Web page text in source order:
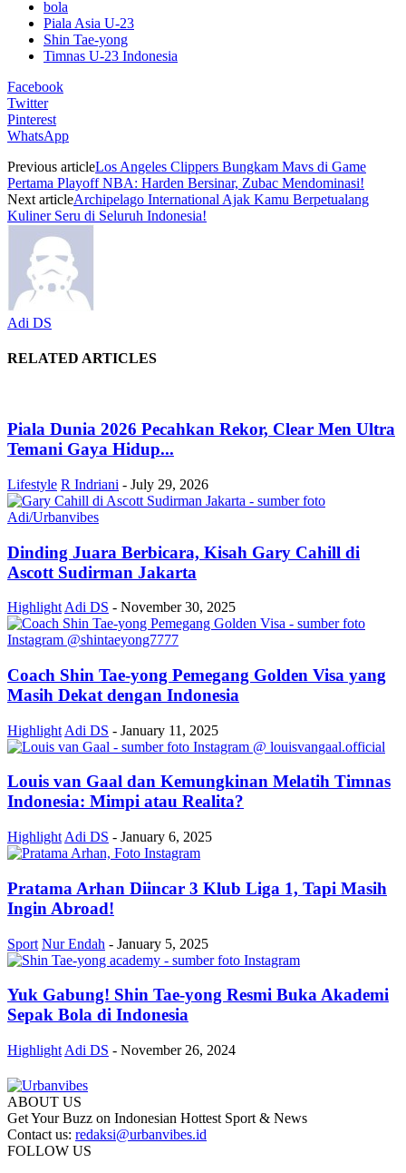
bola
Piala Asia U-23
Shin Tae-yong
Timnas U-23 Indonesia
Facebook
Twitter
Pinterest
WhatsApp
Previous articleLos Angeles Clippers Bungkam Mavs di Game
Pertama Playoff NBA: Harden Bersinar, Zubac Mendominasi!
Next articleArchipelago International Ajak Kamu Berpetualang
Kuliner Seru di Seluruh Indonesia!
Adi DS
RELATED ARTICLES
Piala Dunia 2026 Pecahkan Rekor, Clear Men Ultra
Temani Gaya Hidup...
Lifestyle R Indriani - July 29, 2026
Dinding Juara Berbicara, Kisah Gary Cahill di
Ascott Sudirman Jakarta
Highlight Adi DS - November 30, 2025
Coach Shin Tae-yong Pemegang Golden Visa yang
Masih Dekat dengan Indonesia
Highlight Adi DS - January 11, 2025
Louis van Gaal dan Kemungkinan Melatih Timnas
Indonesia: Mimpi atau Realita?
Highlight Adi DS - January 6, 2025
Pratama Arhan Diincar 3 Klub Liga 1, Tapi Masih
Ingin Abroad!
Sport Nur Endah - January 5, 2025
Yuk Gabung! Shin Tae-yong Resmi Buka Akademi
Sepak Bola di Indonesia
Highlight Adi DS - November 26, 2024
ABOUT US
Get Your Buzz on Indonesian Hottest Sport & News
Contact us: redaksi@urbanvibes.id
FOLLOW US